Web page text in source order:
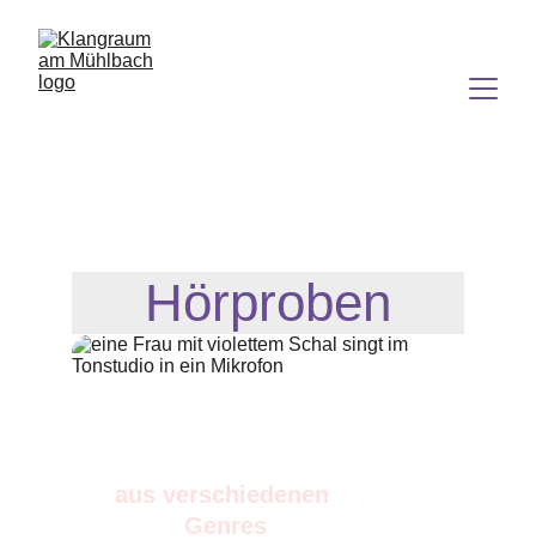
Hörproben
aus verschiedenen
Genres